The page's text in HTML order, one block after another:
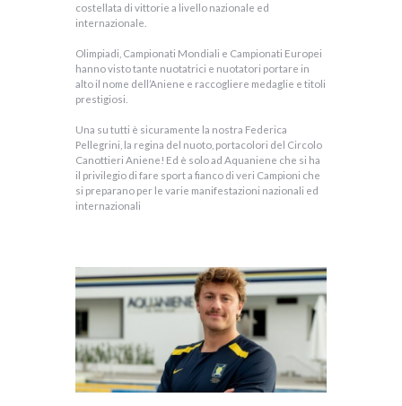
costellata di vittorie a livello nazionale ed
internazionale.
Olimpiadi, Campionati Mondiali e Campionati Europei
hanno visto tante nuotatrici e nuotatori portare in
alto il nome dell’Aniene e raccogliere medaglie e titoli
prestigiosi.
Una su tutti è sicuramente la nostra Federica
Pellegrini, la regina del nuoto, portacolori del Circolo
Canottieri Aniene! Ed è solo ad Aquaniene che si ha
il privilegio di fare sport a fianco di veri Campioni che
si preparano per le varie manifestazioni nazionali ed
internazionali